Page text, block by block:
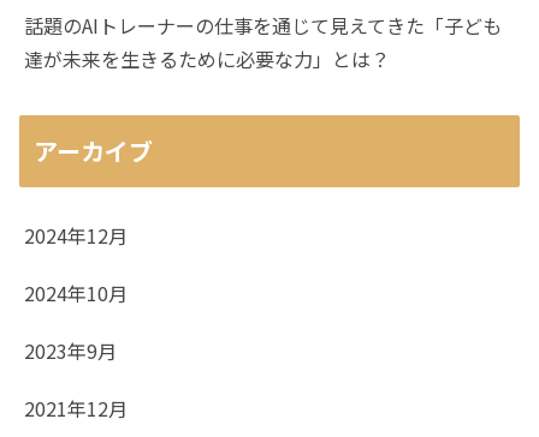
話題のAIトレーナーの仕事を通じて見えてきた「子ども
達が未来を生きるために必要な力」とは？
アーカイブ
2024年12月
2024年10月
2023年9月
2021年12月